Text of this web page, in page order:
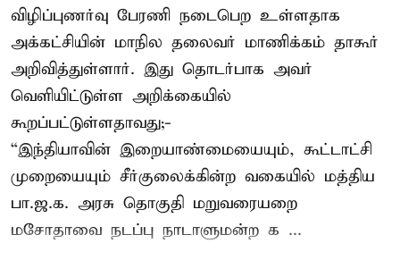
விழிப்புணர்வு பேரணி நடைபெற உள்ளதாக
அக்கட்சியின் மாநில தலைவர் மாணிக்கம் தாகூர்
அறிவித்துள்ளார். இது தொடர்பாக அவர்
வெளியிட்டுள்ள அறிக்கையில்
கூறப்பட்டுள்ளதாவது;-
“இந்தியாவின் இறையாண்மையையும், கூட்டாட்சி
முறையையும் சீர்குலைக்கின்ற வகையில் மத்திய
பா.ஜ.க. அரசு தொகுதி மறுவரையறை
மசோதாவை நடப்பு நாடாளுமன்ற க ...